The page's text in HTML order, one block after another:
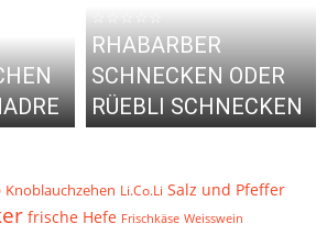
RHABARBER
SCHNECKEN ODER
RÜEBLI SCHNECKEN
Knoblauchzehen Li.Co.Li Salz und Pfeffer
frische Hefe Frischkäse Weisswein